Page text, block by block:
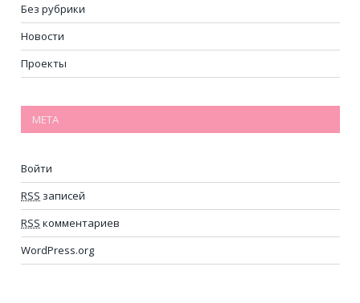
Без рубрики
Новости
Проекты
МЕТА
Войти
RSS записей
RSS комментариев
WordPress.org